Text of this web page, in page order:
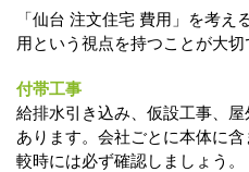
「仙台 注文住宅 費用」を考
用という視点を持つことが大切
付帯工事
給排水引き込み、仮設工事、
あります。会社ごとに本体に
較時には必ず確認しましょう。